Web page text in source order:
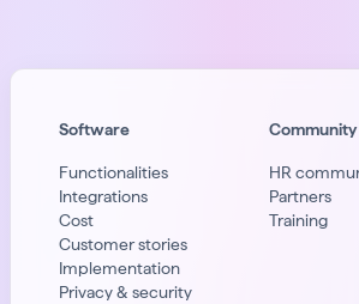
Software
Functionalities
Integrations
Cost
Customer stories
Implementation
Privacy & security
Community
HR
Partners
Training